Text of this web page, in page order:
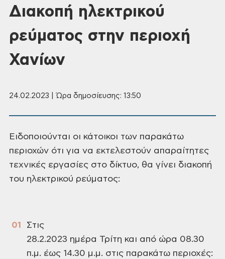
Διακοπή ηλεκτρικού
ρεύματος στην περιοχή
Χανίων
24.02.2023 | Ώρα δημοσίευσης: 13:50
Ειδοποιούνται οι κάτοικοι των παρακάτω
περιοχών ότι για να εκτελεστούν απαραίτητες
τεχνικές εργασίες στο δίκτυο, θα γίνει διακοπή
του ηλεκτρικού ρεύματος:
Στις
28.2.2023 ημέρα Τρίτη και από ώρα 08.30
π.μ. έως 14.30 μ.μ. στις παρακάτω περιοχές: